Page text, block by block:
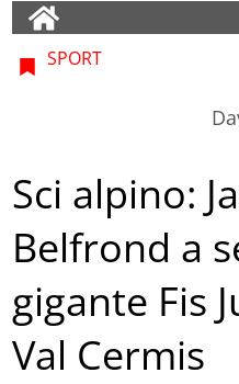
SPORT
Sci alpino:
Belfrond a
gigante Fis
Val Cermis